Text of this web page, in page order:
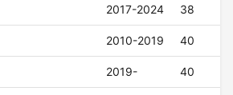
2017-2024 38
2010-2019 40
2019- 40